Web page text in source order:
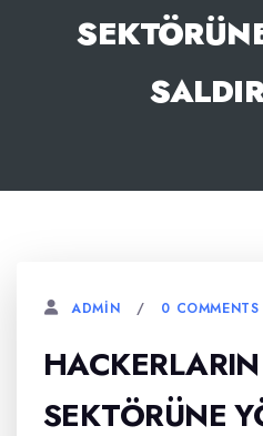
ADMIN 0 COMMENTS
SEKTÖRÜNE